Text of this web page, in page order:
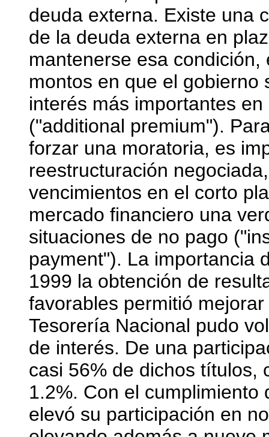
deuda externa. Existe una
de la deuda externa en
mantenerse esa
montos en que el gobierno
interés más importantes
("additional premium").
forzar una moratoria, es
reestructuración
vencimientos en el corto
mercado financiero una
situaciones de no pago
payment"). La importancia
1999 la obtención de
favorables permitió
Tesorería Nacional pudo
de interés. De una
casi 56% de dichos títulos,
1.2%. Con el cumplimiento
elevó su participación en